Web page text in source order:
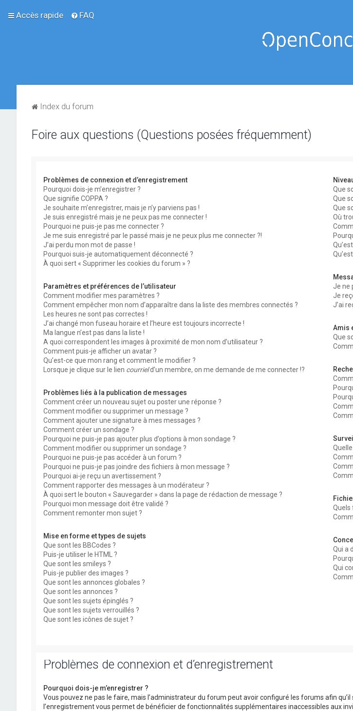
Accès rapide FAQ
Index du forum
Foire aux questions (Questions posées fréquemment)
Problèmes de connexion et d’enregistrement
Pourquoi dois-je m’enregistrer ?
Que signifie COPPA ?
Je souhaite m’enregistrer, mais je n’y parviens pas !
Je suis enregistré mais je ne peux pas me connecter !
Pourquoi ne puis-je pas me connecter ?
Je me suis enregistré par le passé mais je ne peux plus me connecter ?!
J’ai perdu mon mot de passe !
Pourquoi suis-je automatiquement déconnecté ?
À quoi sert « Supprimer les cookies du forum » ?
Paramètres et préférences de l’utilisateur
Comment modifier mes paramètres ?
Comment empêcher mon nom d’apparaître dans la liste des membres connectés ?
Les heures ne sont pas correctes !
J’ai changé mon fuseau horaire et l’heure est toujours incorrecte !
Ma langue n’est pas dans la liste !
A quoi correspondent les images à proximité de mon nom d’utilisateur ?
Comment puis-je afficher un avatar ?
Qu’est-ce que mon rang et comment le modifier ?
Lorsque je clique sur le lien courrield’un membre, on me demande de me connecter !?
Problèmes liés à la publication de messages
Comment créer un nouveau sujet ou poster une réponse ?
Comment modifier ou supprimer un message ?
Comment ajouter une signature à mes messages ?
Comment créer un sondage ?
Pourquoi ne puis-je pas ajouter plus d’options à mon sondage ?
Comment modifier ou supprimer un sondage ?
Pourquoi ne puis-je pas accéder à un forum ?
Pourquoi ne puis-je pas joindre des fichiers à mon message ?
Pourquoi ai-je reçu un avertissement ?
Comment rapporter des messages à un modérateur ?
À quoi sert le bouton « Sauvegarder » dans la page de rédaction de message ?
Pourquoi mon message doit être validé ?
Comment remonter mon sujet ?
Mise en forme et types de sujets
Que sont les BBCodes ?
Puis-je utiliser le HTML ?
Que sont les smileys ?
Puis-je publier des images ?
Que sont les annonces globales ?
Que sont les annonces ?
Que sont les sujets épinglés ?
Que sont les sujets verrouillés ?
Que sont les icônes de sujet ?
Que
Que
Que
Où
Je ne
Je
J’ai
Amis
Que
Quels
Qui a
Qui
Problèmes de connexion et d’enregistrement
Pourquoi dois-je m’enregistrer ?
Vous pouvez ne pas le faire, mais l’administrateur du forum peut avoir configuré les forums afin
l’enregistrement vous permet de bénéficier de fonctionnalités supplémentaires inaccessibles aux